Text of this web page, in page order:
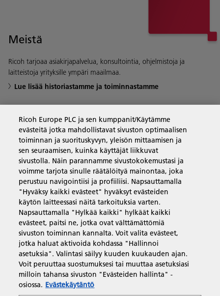
Meistä
Ricoh tarjoaa asiakirjapalvelua, konsultointia, ohjelmistoja ja
laitteistoja yrityksille ympäri maailmaa.
Lue lisää historiastamme ja toiminnastamme
Yritysratkaisut
Tuotteet ja palvelut
Tuki ja yhteystiedot
Resurssit
Seuraa meitä
Ricoh Europe PLC ja sen kumppanit/Käytämme
evästeitä jotka mahdollistavat sivuston optimaalisen
toiminnan ja suorituskyvyn, yleisön mittaamisen ja
sen seuraamisen, kuinka käyttäjät liikkuvat
sivustolla. Näin parannamme sivustokokemustasi ja
voimme tarjota sinulle räätälöityä mainontaa, joka
perustuu navigointiisi ja profiiliisi. Napsauttamalla
"Hyväksy kaikki evästeet" hyväksyt evästeiden
käytön laitteessasi näitä tarkoituksia varten.
Napsauttamalla "Hylkää kaikki" hylkäät kaikki
evästeet, paitsi ne, jotka ovat välttämättömiä
sivuston toiminnan kannalta. Voit valita evästeet,
jotka haluat aktivoida kohdassa "Hallinnoi
asetuksia". Valintasi säilyy kuuden kuukauden ajan.
Voit peruuttaa suostumuksesi tai muuttaa asetuksiasi
milloin tahansa sivuston "Evästeiden hallinta" -
osiossa. Evästekäytäntö